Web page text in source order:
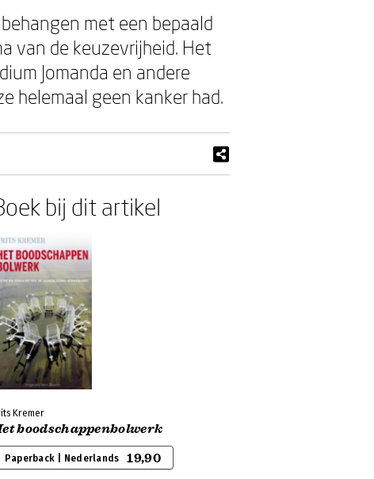
met een bepaald
van de keuzevrijheid. Het
Jomanda en andere
helemaal geen kanker had.
bij dit artikel
Kremer
boodschappenbolwerk
Paperback | Nederlands 19,90